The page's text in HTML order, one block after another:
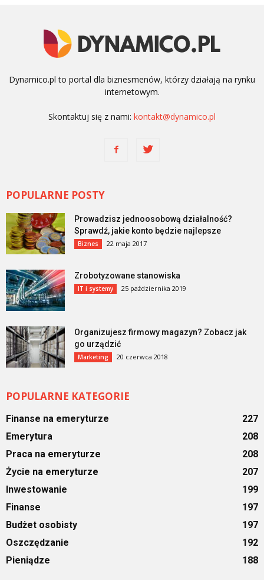
Dynamico.pl to portal dla biznesmenów, którzy działają na rynku
internetowym.
Skontaktuj się z nami: kontakt@dynamico.pl
POPULARNE POSTY
Prowadzisz jednoosobową działalność?
Sprawdź, jakie konto będzie najlepsze
Biznes 22 maja 2017
Zrobotyzowane stanowiska
IT i systemy 25 października 2019
Organizujesz firmowy magazyn? Zobacz jak
go urządzić
Marketing 20 czerwca 2018
POPULARNE KATEGORIE
Finanse na emeryturze
227
Emerytura
208
Praca na emeryturze
208
Życie na emeryturze
207
Inwestowanie
199
Finanse
197
Budżet osobisty
197
Oszczędzanie
192
Pieniądze
188